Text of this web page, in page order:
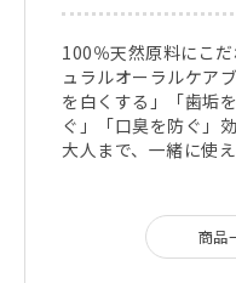
100％天然原料にこ
ュラルオーラルケア
を白くする」「歯垢
ぐ」「口臭を防ぐ」
大人まで、一緒に使
商品